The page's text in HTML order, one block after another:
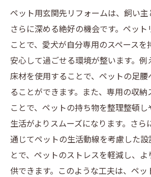
ペット用玄関先リフォームは、飼い
さらに深める絶好の機会です。ペット
ことで、愛犬が自分専用のスペースを
安心して過ごせる環境が整います。
床材を使用することで、ペットの足
ることができます。また、専用の収納
ことで、ペットの持ち物を整理整頓
生活がよりスムーズになります。さら
通じてペットの生活動線を考慮した
とで、ペットのストレスを軽減し、
供できます。このような工夫は、ペッ